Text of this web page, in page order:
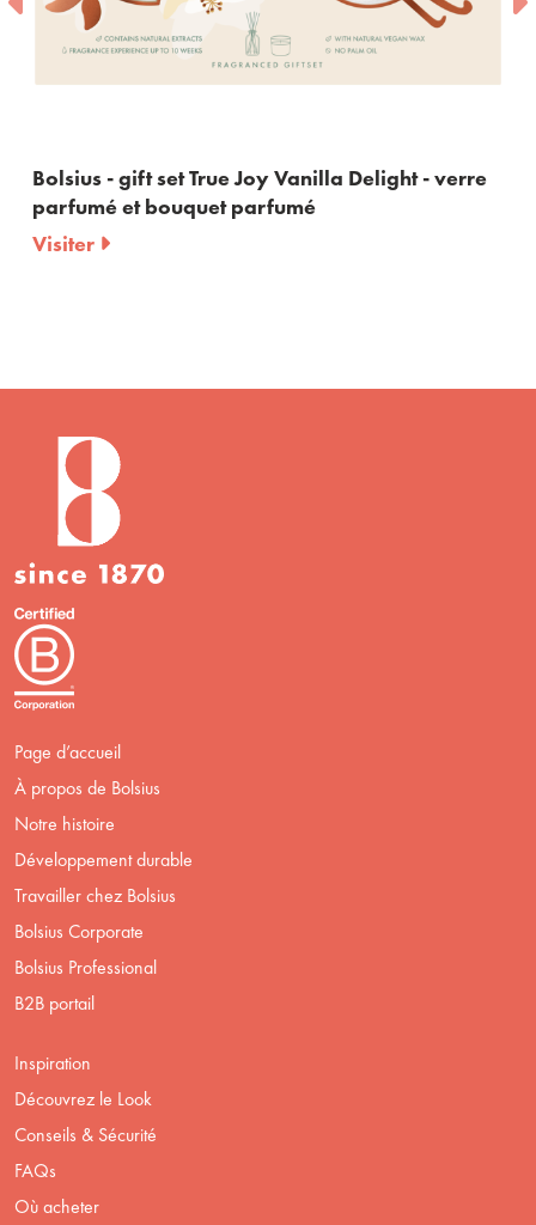
- gift set True Joy Vanilla Delight - verre
et bouquet parfumé
Page d’accueil
À propos de Bolsius
Notre histoire
Développement durable
Travailler chez Bolsius
Bolsius Corporate
Bolsius Professional
B2B portail
Inspiration
Découvrez le Look
Conseils & Sécurité
FAQs
Où acheter